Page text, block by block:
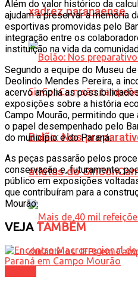
xadrez paranaense
Bolão: Nos
atletas do
Além do valor histórico da
ajudam a preservar a memória
esportivas promovidas pelo
integração entre os
instituição na vida da
Segundo a equipe do Museu
Deolindo Mendes Pereira, a
acervo amplia as
exposições sobre a história
Campo Mourão, permitindo
o papel desempenhado pelo
do município e do Paraná.
As peças passarão pelos
conservação e, futuramente,
público em exposições
que contribuíram para a
Mourão.
VEJATAMBÉM